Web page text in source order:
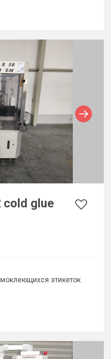
cold glue
этикеток